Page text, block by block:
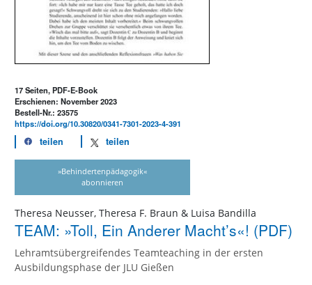
17 Seiten, PDF-E-Book
Erschienen: November 2023
Bestell-Nr.: 23575
https://doi.org/10.30820/0341-7301-2023-4-391
teilen teilen
»Behindertenpädagogik«
abonnieren
Theresa Neusser, Theresa F. Braun & Luisa Bandilla
TEAM: »Toll, Ein Anderer Macht’s«! (PDF)
Lehramtsübergreifendes Teamteaching in der ersten
Ausbildungsphase der JLU Gießen